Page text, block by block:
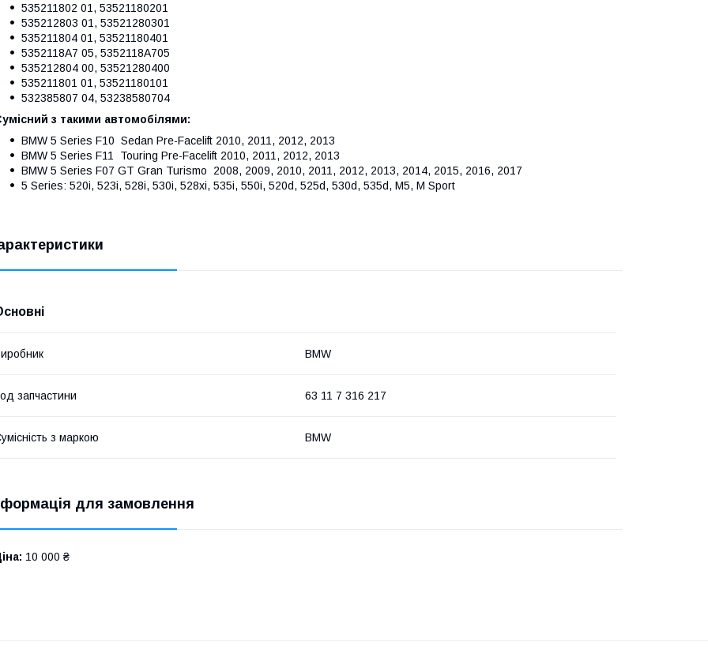
535211802 01, 53521180201
535212803 01, 53521280301
535211804 01, 53521180401
5352118A7 05, 5352118A705
535212804 00, 53521280400
535211801 01, 53521180101
532385807 04, 53238580704
з такими автомобілями:
BMW 5 Series F10 Sedan Pre-Facelift 2010, 2011, 2012, 2013
BMW 5 Series F11 Touring Pre-Facelift 2010, 2011, 2012, 2013
BMW 5 Series F07 GT Gran Turismo 2008, 2009, 2010, 2011, 2012, 2013, 2014, 2015, 2016, 2017
5 Series: 520i, 523i, 528i, 530i, 528xi, 535i, 550i, 520d, 525d, 530d, 535d, M5, M Sport
BMW
запчастини 63 11 7 316 217
з маркою BMW
для замовлення
10 000 ₴